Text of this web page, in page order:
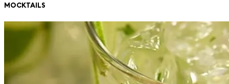
MOCKTAILS